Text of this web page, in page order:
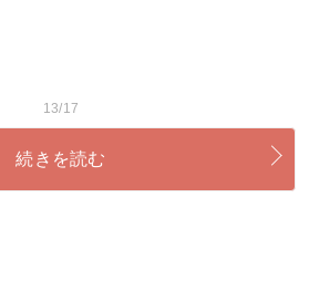
13/17
続きを読む